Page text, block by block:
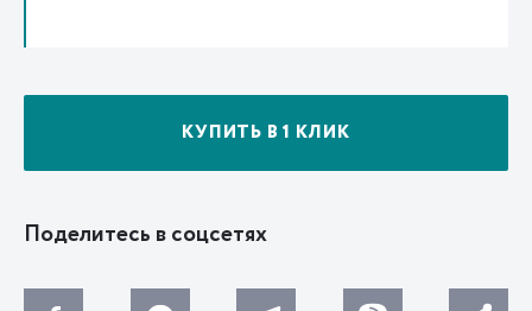
КУПИТЬ В 1 КЛИК
Поделитесь в соцсетях